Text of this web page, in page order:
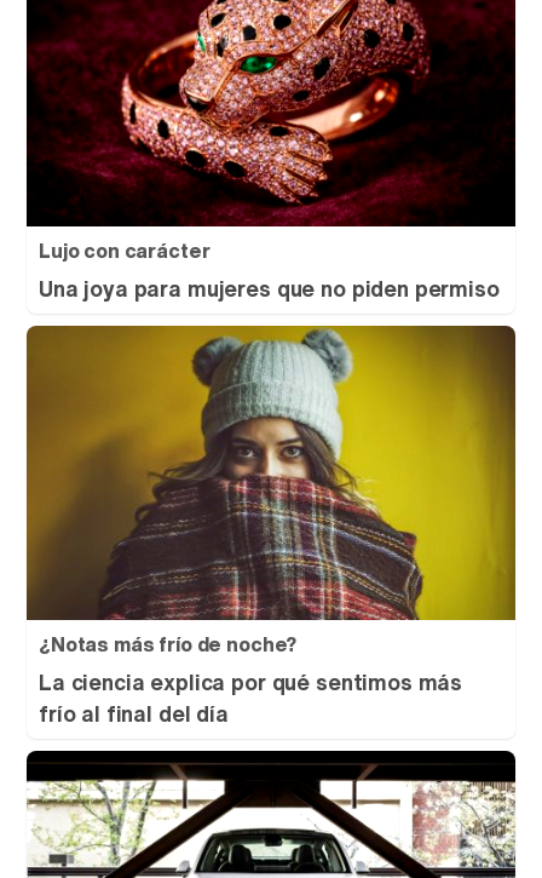
Lujo con carácter
Una joya para mujeres que no piden permiso
¿Notas más frío de noche?
La ciencia explica por qué sentimos más
frío al final del día